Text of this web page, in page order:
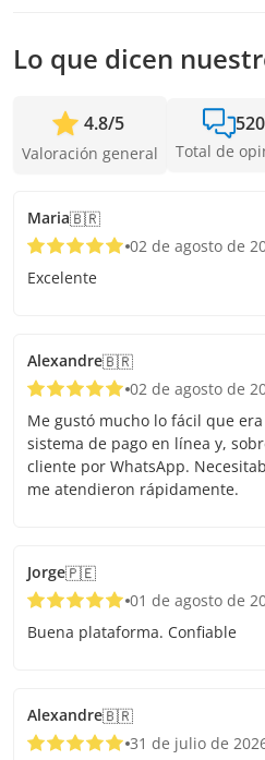
Lo que dicen
4.8/5
Valoración general Total de
Maria🇧🇷
02 de agosto de
Excelente
Alexandre🇧🇷
02 de agosto de
Me gustó mucho lo fácil que
sistema de pago en línea y,
cliente por WhatsApp.
me atendieron rápidamente.
Jorge🇵🇪
01 de agosto de
Buena plataforma. Confiable
Alexandre🇧🇷
31 de julio de